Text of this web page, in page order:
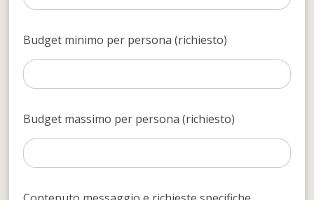
Budget minimo per persona (richiesto)
Budget massimo per persona (richiesto)